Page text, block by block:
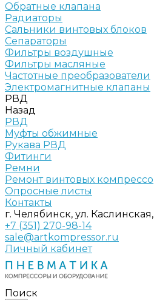
Обратные клапана
Радиаторы
Сальники винтовых блоков
Сепараторы
Фильтры воздушные
Фильтры масляные
Частотные преобразователи
Электромагнитные клапаны
РВД
Назад
РВД
Муфты обжимные
Рукава РВД
Фитинги
Ремни
Ремонт винтовых
Опросные листы
Контакты
г. Челябинск, ул.
+7 (351) 270-98-14
sale@artkompressor.ru
Личный кабинет
Поиск